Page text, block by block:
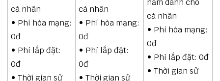
cá nhân
• Phí hòa mạng:
0đ
• Phí lắp đặt:
0đ
• Thời gian sử
cá nhân
• Phí hòa mạng:
0đ
• Phí lắp đặt:
0đ
• Thời gian sử
năm dành cho
cá nhân
• Phí hòa mạng:
0đ
• Phí lắp đặt: 0đ
• Thời gian sử